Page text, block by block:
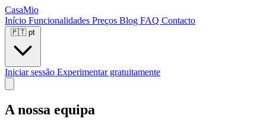
CasaMio
Início Funcionalidades Preços Blog FAQ Contacto
🇵🇹 pt
Iniciar sessão Experimentar gratuitamente
A nossa equipa